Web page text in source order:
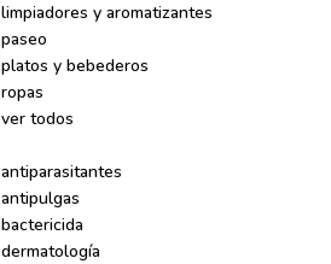
limpiadores y aromatizantes
paseo
platos y bebederos
ropas
ver todos
antiparasitantes
antipulgas
bactericida
dermatología